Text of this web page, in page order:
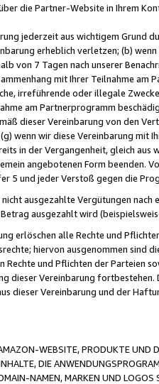
die Partner-Website in Ihrem
jederzeit aus wichtigem Grund
erheblich verletzen; (b)
von 7 Tagen nach unserer
mit Ihrer Teilnahme am
irreführende oder illegale
am Partnerprogramm
dieser Vereinbarung von den
wenn wir diese Vereinbarung mit
in der Vergangenheit, gleich
angebotenen Form beenden.
5 und jeder Verstoß gegen die
ausgezahlte Vergütungen
ausgezahlt wird
erlöschen alle Rechte und
hiervon ausgenommen sind
und Pflichten der Parteien
dieser Vereinbarung
dieser Vereinbarung und der
WEBSITE, PRODUKTE UND
DIE
NAMEN, MARKEN UND